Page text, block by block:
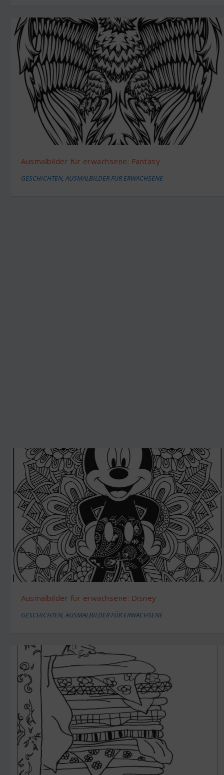
Ausmalbilder für erwachsene: Fantasy
GESCHICHTEN,AUSMALBILDER FÜR ERWACHSENE
Ausmalbilder für erwachsene: Disney
GESCHICHTEN,AUSMALBILDER FÜR ERWACHSENE